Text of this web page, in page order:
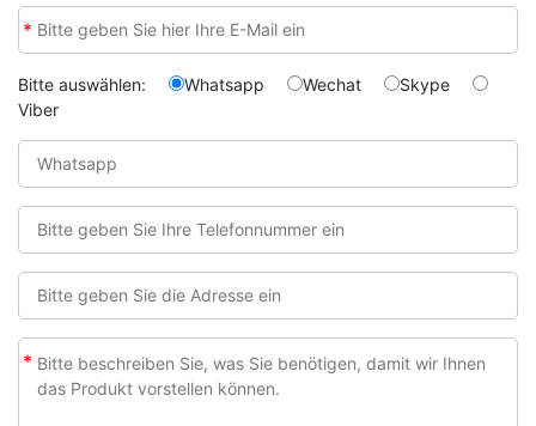
*
Bitte auswählen: Whatsapp Wechat
Skype
Viber
*